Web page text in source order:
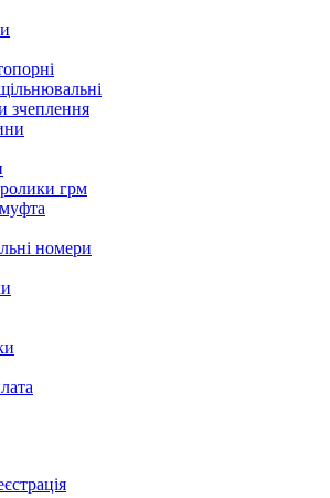
зчеплення
грм
номери